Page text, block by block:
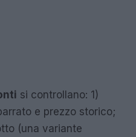
si controllano: 1)
e prezzo storico;
(una variante